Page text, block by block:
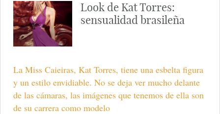
Look de Kat Torres:
sensualidad brasileña
La Miss Caieiras, Kat Torres, tiene una esbelta figura
y un estilo envidiable. No se deja ver mucho delante
de las cámaras, las imágenes que tenemos de ella son
de su carrera como modelo